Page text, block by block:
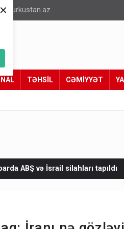
×
TƏHSİL CƏMİYYƏT
tapıldı Faiq Ələkbərlinin